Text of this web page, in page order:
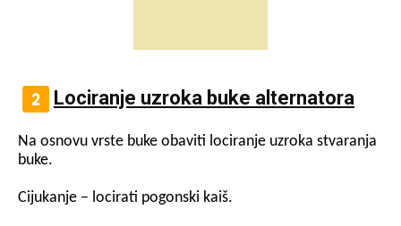
Lociranje uzroka buke alternatora
Na osnovu vrste buke obaviti lociranje uzroka stvaranja
buke.
Cijukanje – locirati pogonski kaiš.